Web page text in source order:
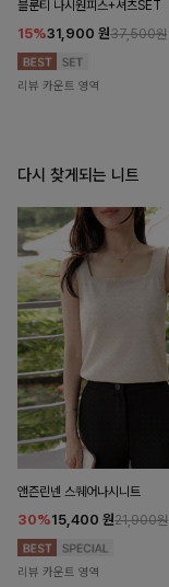
블룬티 나시원피스+셔츠SET
15%31,900 원37,500원
리뷰 카운트 영역
다시 찾게되는 니트
앤즌린넨 스퀘어나시니트
30%15,400 원21,900원
리뷰 카운트 영역